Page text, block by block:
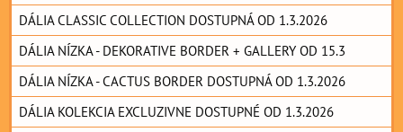
DÁLIA CLASSIC COLLECTION DOSTUPNÁ OD 1.3.2026
DÁLIA NÍZKA - DEKORATIVE BORDER + GALLERY OD 15.3
DÁLIA NÍZKA - CACTUS BORDER DOSTUPNÁ OD 1.3.2026
DÁLIA KOLEKCIA EXCLUZIVNE DOSTUPNÉ OD 1.3.2026